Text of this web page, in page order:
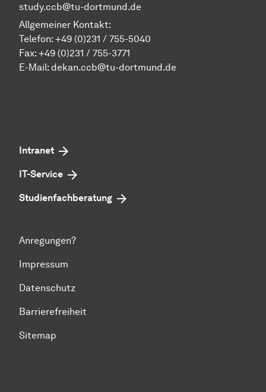
study.ccb@tu-dortmund.de
Allgemeiner Kontakt:
Telefon: +49 (0)231 / 755-5040
Fax: +49 (0)231 / 755-3771
E-Mail: dekan.ccb@tu-dortmund.de
Intranet
IT-Service
Studienfachberatung
Anregungen?
Impressum
Datenschutz
Barrierefreiheit
Sitemap